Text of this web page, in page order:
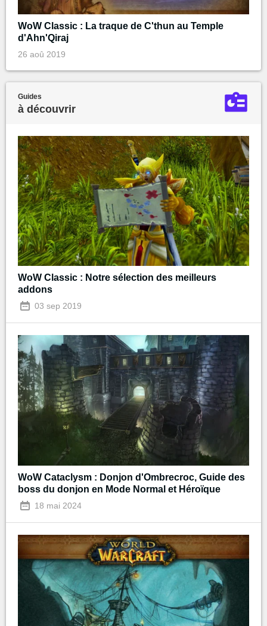
WoW Classic : La traque de C'thun au Temple
d'Ahn'Qiraj
26 aoû 2019
Guides
à découvrir
WoW Classic : Notre sélection des meilleurs
addons
03 sep 2019
WoW Cataclysm : Donjon d'Ombrecroc, Guide des
boss du donjon en Mode Normal et Héroïque
18 mai 2024